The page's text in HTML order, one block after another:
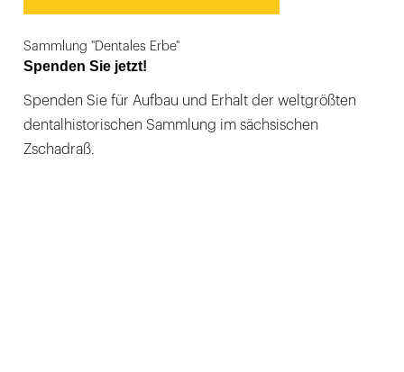
Sammlung "Dentales Erbe"
Spenden Sie jetzt!
Spenden Sie für Aufbau und Erhalt der weltgrößten
dentalhistorischen Sammlung im sächsischen
Zschadraß.